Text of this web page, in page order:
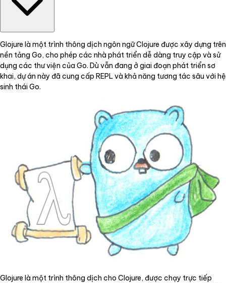
Glojure là một trình thông dịch ngôn ngữ Clojure được xây dựng trên
nền tảng Go, cho phép các nhà phát triển dễ dàng truy cập và sử
dụng các thư viện của Go. Dù vẫn đang ở giai đoạn phát triển sơ
khai, dự án này đã cung cấp REPL và khả năng tương tác sâu với hệ
sinh thái Go.
Glojure là một trình thông dịch cho Clojure, được chạy trực tiếp